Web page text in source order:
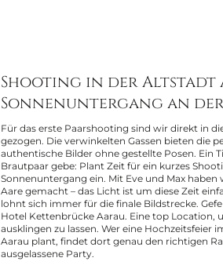
Shooting in der Altstadt
Sonnenuntergang an
Für das erste Paarshooting sind wir direkt in
gezogen. Die verwinkelten Gassen bieten die
authentische Bilder ohne gestellte Posen. Ein
Brautpaar gebe: Plant Zeit für ein kurzes
Sonnenuntergang ein. Mit Eve und Max haben
Aare gemacht – das Licht ist um diese Zeit
lohnt sich immer für die finale Bildstrecke.
Hotel Kettenbrücke Aarau. Eine top Location,
ausklingen zu lassen. Wer eine Hochzeitsfeier
Aarau plant, findet dort genau den richtigen
ausgelassene Party.